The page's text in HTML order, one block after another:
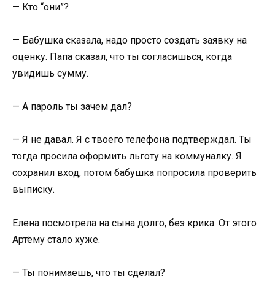
— Кто “они”?
— Бабушка сказала, надо просто создать заявку на
оценку. Папа сказал, что ты согласишься, когда
увидишь сумму.
— А пароль ты зачем дал?
— Я не давал. Я с твоего телефона подтверждал. Ты
тогда просила оформить льготу на коммуналку. Я
сохранил вход, потом бабушка попросила проверить
выписку.
Елена посмотрела на сына долго, без крика. От этого
Артёму стало хуже.
— Ты понимаешь, что ты сделал?